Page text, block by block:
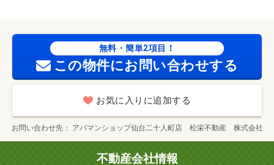
無料・簡単2項目！
この物件にお問い合わせする
お気に入りに追加する
お問い合わせ先 アパマンショップ仙台二十人町店 松栄不動産 株式会社
不動産会社情報